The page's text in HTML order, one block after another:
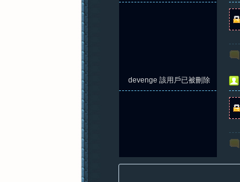
devenge 該用戶已被刪除